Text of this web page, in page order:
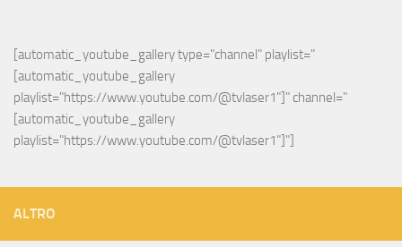
[automatic_youtube_gallery type="channel" playlist="
[automatic_youtube_gallery
playlist="https://www.youtube.com/@tvlaser1"]" channel="
[automatic_youtube_gallery
playlist="https://www.youtube.com/@tvlaser1"]"]
ALTRO